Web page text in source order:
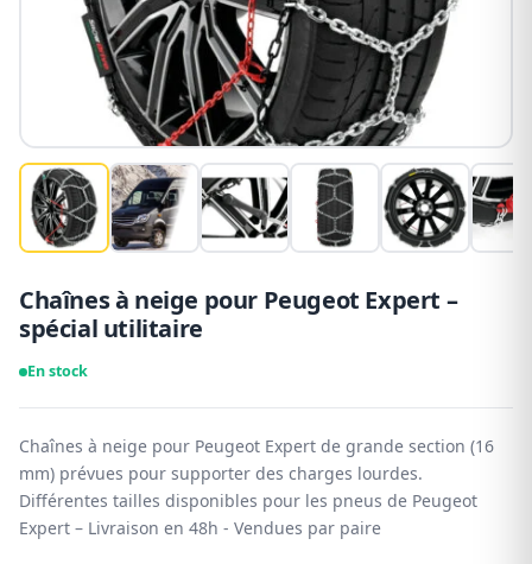
Chaînes à neige pour Peugeot Expert –
spécial utilitaire
En stock
Chaînes à neige pour Peugeot Expert de grande section (16
mm) prévues pour supporter des charges lourdes.
Différentes tailles disponibles pour les pneus de Peugeot
Expert – Livraison en 48h - Vendues par paire